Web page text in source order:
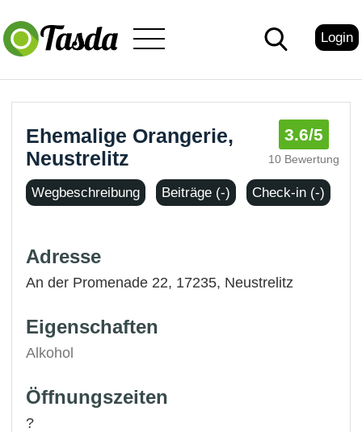
Login
Ehemalige Orangerie,
Neustrelitz
3.6/5
10 Bewertung
Wegbeschreibung Beiträge (-) Check-in (-)
Adresse
An der Promenade 22, 17235, Neustrelitz
Eigenschaften
Alkohol
Öffnungszeiten
?